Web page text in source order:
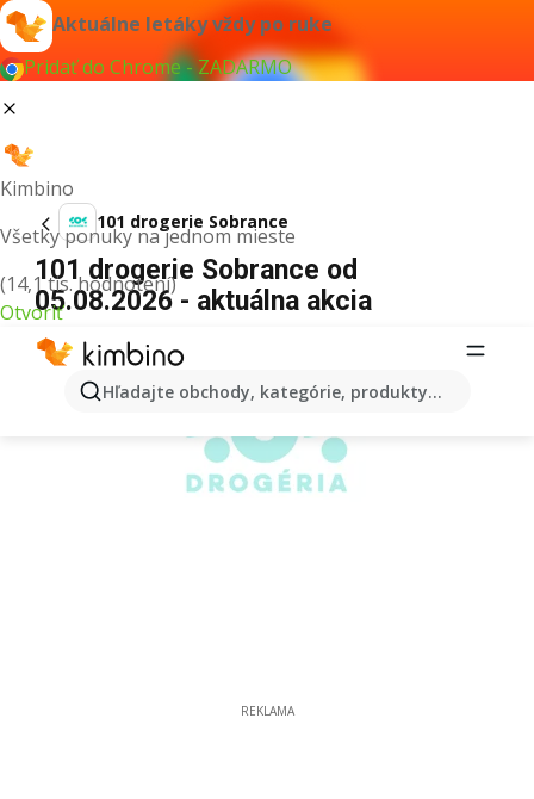
Aktuálne letáky vždy po ruke
Pridať do Chrome - ZADARMO
Kimbino
Všetky ponuky na jednom mieste
(14,1 tis. hodnotení)
Otvoriť
Hľadajte obchody, kategórie, produkty...
101 drogerie Sobrance
101 drogerie Sobrance od
05.08.2026 - aktuálna akcia
REKLAMA